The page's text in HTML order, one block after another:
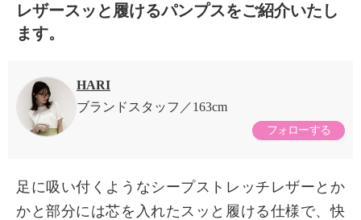
レザースッと履けるパンプスをご紹介いたし
ます。
HARI
ブランドスタッフ
163cm
フォローする
足に吸い付くようなシープストレッチレザーとか
かと部分には芯を入れたスッと履ける仕様で、快